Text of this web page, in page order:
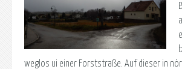
weglos ui einer Forststraße. Auf dieser in